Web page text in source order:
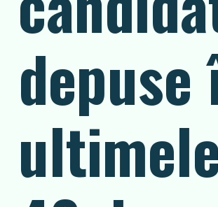
depuse
ultimele